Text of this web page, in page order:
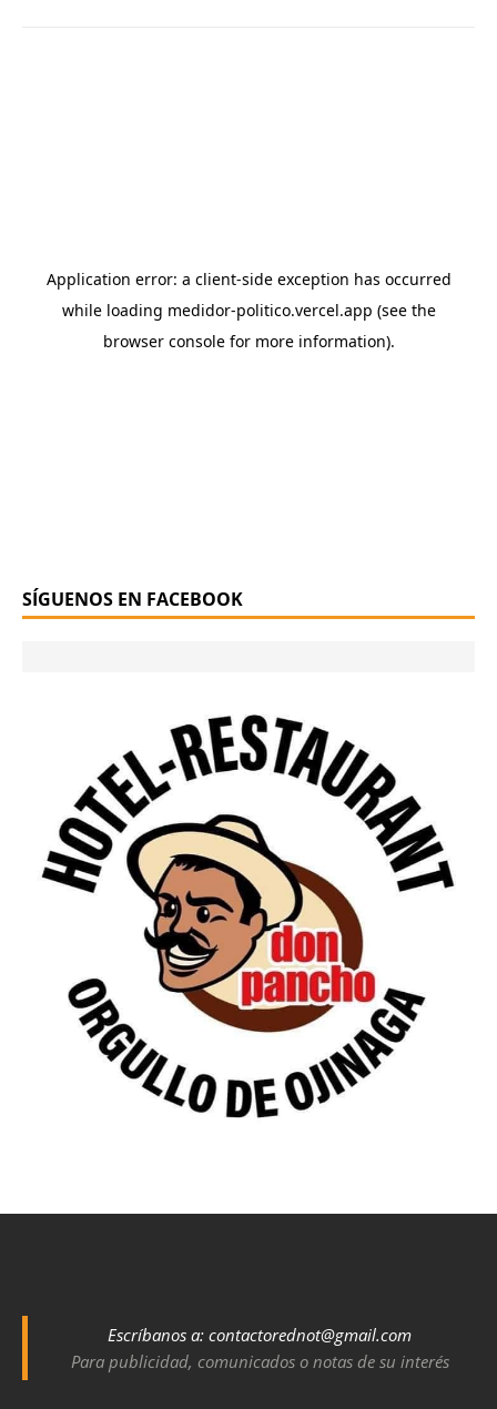
SÍGUENOS EN FACEBOOK
Escríbanos a: contactorednot@gmail.com
Para publicidad, comunicados o notas de su interés